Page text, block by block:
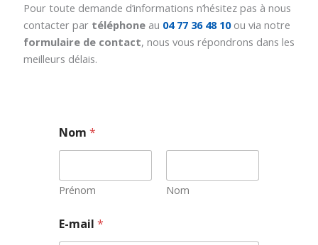
Pour toute demande d’informations n’hésitez pas à nous
contacter par téléphoneau 04 77 36 48 10 ou via notre
formulaire de contact, nous vous répondrons dans les
meilleurs délais.
Nom*
Prénom Nom
E-mail*